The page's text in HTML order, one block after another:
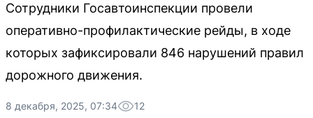
Сотрудники Госавтоинспекции провели
оперативно-профилактические рейды, в ходе
которых зафиксировали 846 нарушений правил
дорожного движения.
8 декабря, 2025, 07:34 12